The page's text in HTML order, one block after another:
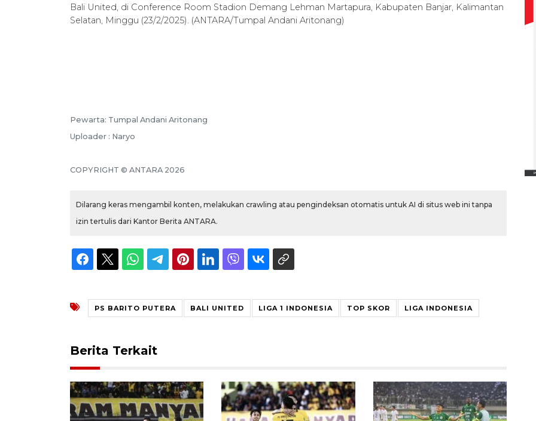
Bali United, di Conference Room Stadion Demang Lehman Martapura, Kabupaten Banjar, Kalimantan
Selatan, Minggu (23/2/2025). (ANTARA/Tumpal Andani Aritonang)
Pewarta: Tumpal Andani Aritonang
Uploader : Naryo
COPYRIGHT © ANTARA 2026
Dilarang keras mengambil konten, melakukan crawling atau pengindeksan otomatis untuk AI di situs web ini tanpa
izin tertulis dari Kantor Berita ANTARA.
PS BARITO PUTERA BALI UNITED LIGA 1 INDONESIA TOP SKOR LIGA INDONESIA
Berita Terkait